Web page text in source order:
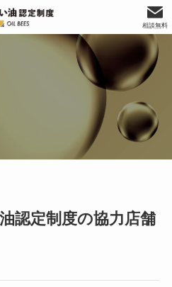
相談無料
認定制度の協力店舗